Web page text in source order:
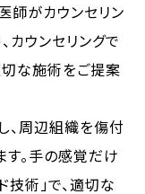
師がカウンセリン
カウンセリングで
な施術をご提案
、周辺組織を傷付
。手の感覚だけ
術」で、適切な